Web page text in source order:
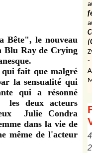
Bête", le nouveau
Blu Ray de Crying
fait que malgré
la sensualité qui
qui a résonné
les deux acteurs
Julie Condra
dans la vie de
même de l'acteur
-
4